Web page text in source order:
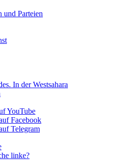
und Parteien
In der Westsahara
YouTube
Facebook
Telegram
linke?